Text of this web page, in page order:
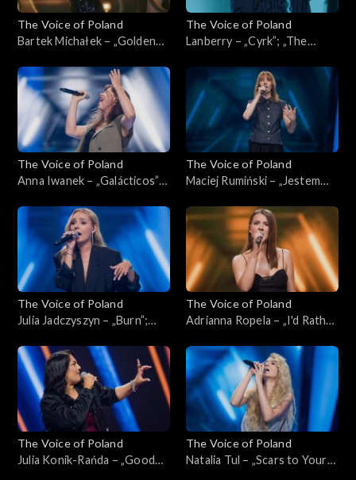
The Voice of Poland
Bartek Michałek – „Golden
Live, 9 listopada 2024
The Voice of Poland
Lanberry – „Cyrk”; „The
listopada 2024
The Voice of Poland
Anna Iwanek – „Galácticos”;
Nokaut, 2 listopada 2024
The Voice of Poland
Maciej Rumiński – „Jestem
Poland”, Nokaut, 2 listopada
2024
The Voice of Poland
Julia Jadczyszyn – „Burn”;
Nokaut, 2 listopada 2024
The Voice of Poland
Adrianna Ropela – „I'd Rather
Poland”, Nokaut, 2 listopada
2024
The Voice of Poland
Julia Konik-Rańda – „Good
The Voice of Poland
Natalia Tul – „Scars to Your